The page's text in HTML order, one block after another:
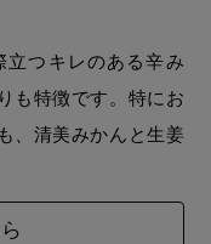
立つキレのある辛み
も特徴です。特にお
、清美みかんと生姜